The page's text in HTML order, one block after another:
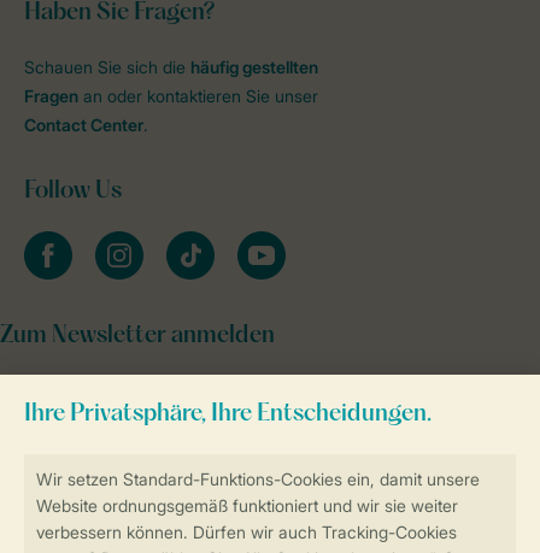
Sicher und schnell zur Online-Buchung
Haben Sie Fragen?
Schauen Sie sich die häufig gestellten
Fragen an oder kontaktieren Sie unser
Contact Center.
Follow Us
facebookinstagramtiktok youtube
Zum Newsletter anmelden